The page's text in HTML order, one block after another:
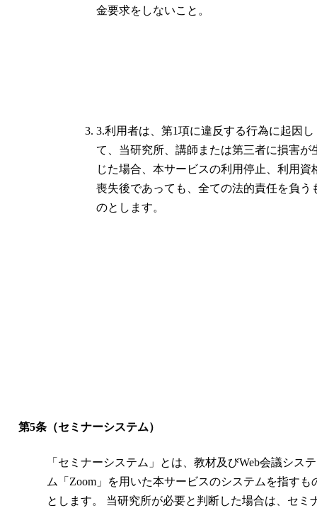
金要求をしないこと。
3.利用者は、第1項に違反する行為に起因し
て、当研究所、講師または第三者に損害が
じた場合、本サービスの利用停止、利用資
喪失後であっても、全ての法的責任を負う
のとします。
第5条（セミナーシステム）
「セミナーシステム」とは、教材及びWeb会議システ
ム「Zoom」を用いた本サービスのシステムを指すも
とします。 当研究所が必要と判断した場合は、セミ